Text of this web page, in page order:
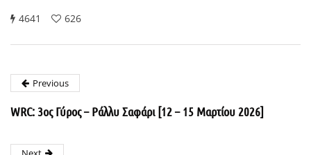
4641 626
Previous
WRC: 3ος Γύρος – Ράλλυ Σαφάρι [12 – 15 Μαρτίου 2026]